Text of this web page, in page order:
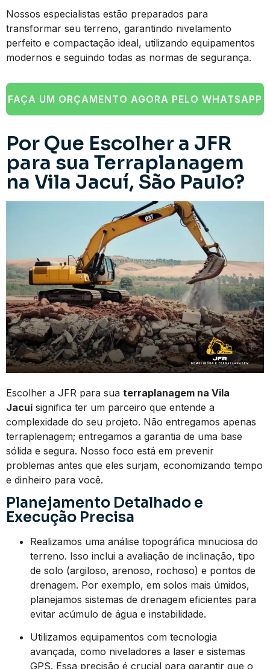
Nossos especialistas estão preparados para
transformar seu terreno, garantindo nivelamento
perfeito e compactação ideal, utilizando equipamentos
modernos e seguindo todas as normas de segurança.
FAÇA UM ORÇAMENTO AGORA PELO WHATSAPP
Por Que Escolher a JFR
para sua Terraplanagem
na Vila Jacuí, São Paulo?
Escolher a JFR para sua terraplanagem na Vila
Jacuísignifica ter um parceiro que entende a
complexidade do seu projeto. Não entregamos apenas
terraplenagem; entregamos a garantia de uma base
sólida e segura. Nosso foco está em prevenir
problemas antes que eles surjam, economizando tempo
e dinheiro para você.
Planejamento Detalhado e
Execução Precisa
Realizamos uma análise topográfica minuciosa do
terreno. Isso inclui a avaliação de inclinação, tipo
de solo (argiloso, arenoso, rochoso) e pontos de
drenagem. Por exemplo, em solos mais úmidos,
planejamos sistemas de drenagem eficientes para
evitar acúmulo de água e instabilidade.
Utilizamos equipamentos com tecnologia
avançada, como niveladores a laser e sistemas
GPS. Essa precisão é crucial para garantir que o